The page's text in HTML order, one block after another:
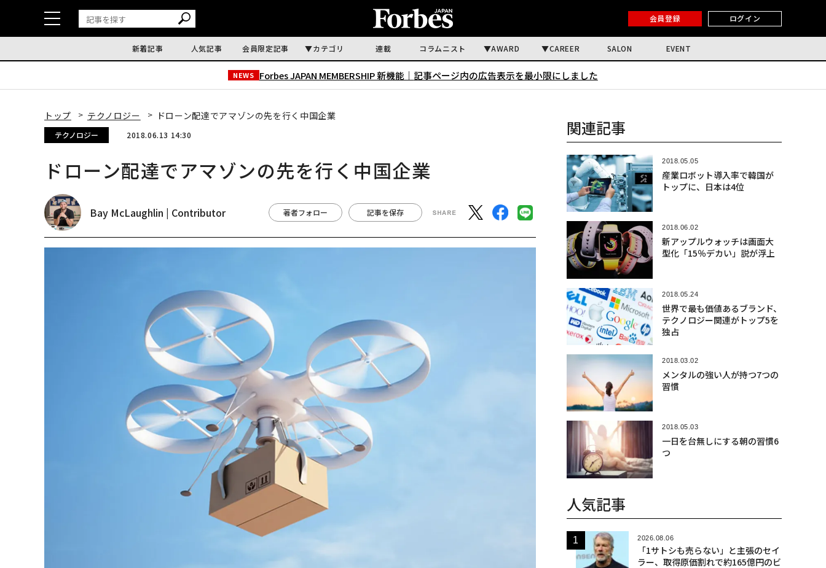
会員登録 ログイン
新着記事 人気記事 会員限定記事 カテゴリ 連載 コラムニスト AWARD CAREER SALON EVENT
NEWS Forbes JAPAN MEMBERSHIP 新機能｜ 記事ページ内の広告表示を最小限にしました
トップ テクノロジー ドローン配達でアマゾンの先を行く中国企業
テクノロジー 2018.06.13 14:30
ドローン配達でアマゾンの先を行く中国企業
Bay McLaughlin | Contributor 著者フォロー 記事を保存
関連記事
2018.05.05
産業ロボット導入率で韓国が
トップに、日本は4位
2018.06.02
新アップルウォッチは画面大
型化「15％デカい」説が浮上
2018.05.24
世界で最も価値あるブランド、
テクノロジー関連がトップ5を
独占
2018.03.02
メンタルの強い人が持つ7つの
習慣
2018.05.03
一日を台無しにする朝の習慣6
つ
人気記事
2026.08.06
「1サトシも売らない」と主張のセイ
ラー、取得原価割れで約165億円のビ